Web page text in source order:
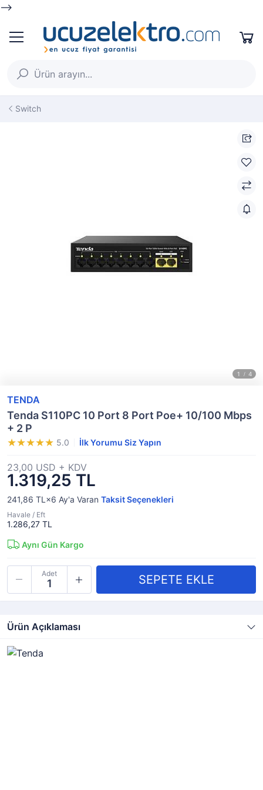
-->
Switch
TENDA
Tenda S110PC 10 Port 8 Port Poe+ 10/100 Mbps
+ 2 P
5.0 İlk Yorumu Siz Yapın
1.319,25 TL
23,00 USD + KDV
241,86 TL×6 Ay'a Varan Taksit Seçenekleri
Havale / Eft
1.286,27 TL
Aynı Gün Kargo
Adet
Ürün Açıklaması